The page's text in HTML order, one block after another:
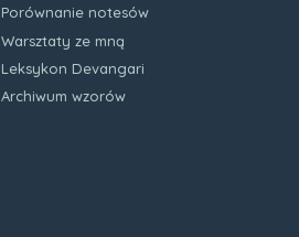
Porównanie notesów
Warsztaty ze mną
Leksykon Devangari
Archiwum wzorów